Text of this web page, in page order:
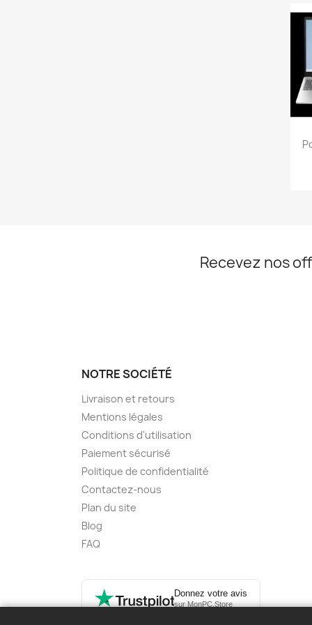
Recevez nos
NOTRE SOCIÉTÉ
Livraison et retours
Mentions légales
Conditions d'utilisation
Paiement sécurisé
Politique de confidentialité
Contactez-nous
Plan du site
Blog
FAQ
Donnez votre avis
sur MonPC.Store